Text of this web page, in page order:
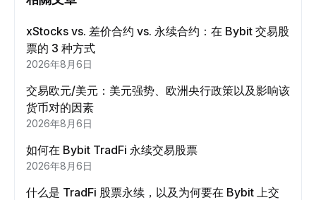
xStocks vs. 差价合约 vs. 永续合约：在 Bybit 交易股
票的 3 种方式
2026年8月6日
交易欧元/美元：美元强势、欧洲央行政策以及影响该
货币对的因素
2026年8月6日
如何在 Bybit TradFi 永续交易股票
2026年8月6日
什么是 TradFi 股票永续，以及为何要在 Bybit 上交